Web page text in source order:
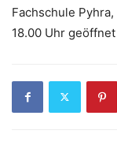
Fachschule
18.00 Uhr